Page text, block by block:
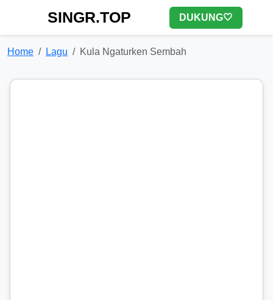
SINGR.TOP DUKUNG🤍
Home Lagu Kula Ngaturken Sembah